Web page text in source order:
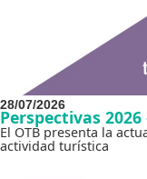
28/07/2026
Perspectivas
El OTB presenta la
actividad turística